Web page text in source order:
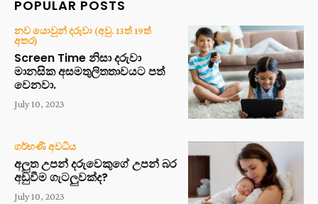
POPULAR POSTS
නව යොවුන් දරුවා (අවු. 13ත් 19ත්
අතර)
Screen Time නිසා දරුවා
මානසික අසමතුලිතතාවයට පත්
වෙනවා.
July 10, 2023
ගර්භණී අවධිය
අලුත උපන් දරුවෙකුගේ උපන් බර
අඩුවීම ගැටලුවක්ද?
July 10, 2023